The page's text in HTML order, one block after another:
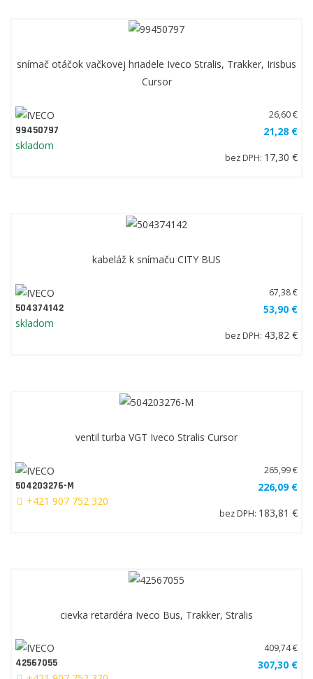
snímač otáčok vačkovej hriadele Iveco Stralis, Trakker, Irisbus
Cursor
99450797
skladom
26,60 €
21,28 €
bez DPH: 17,30 €
kabeláž k snímaču CITY BUS
504374142
skladom
67,38 €
53,90 €
bez DPH: 43,82 €
ventil turba VGT Iveco Stralis Cursor
504203276-M
+421 907 752 320
265,99 €
226,09 €
bez DPH: 183,81 €
cievka retardéra Iveco Bus, Trakker, Stralis
42567055
409,74 €
307,30 €